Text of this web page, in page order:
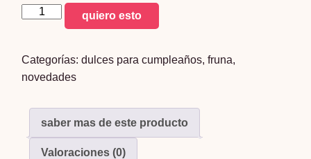
sufle
x10
cantidad
quiero esto
Categorías:dulces para cumpleaños,fruna,
novedades
saber mas de este producto
Valoraciones (0)